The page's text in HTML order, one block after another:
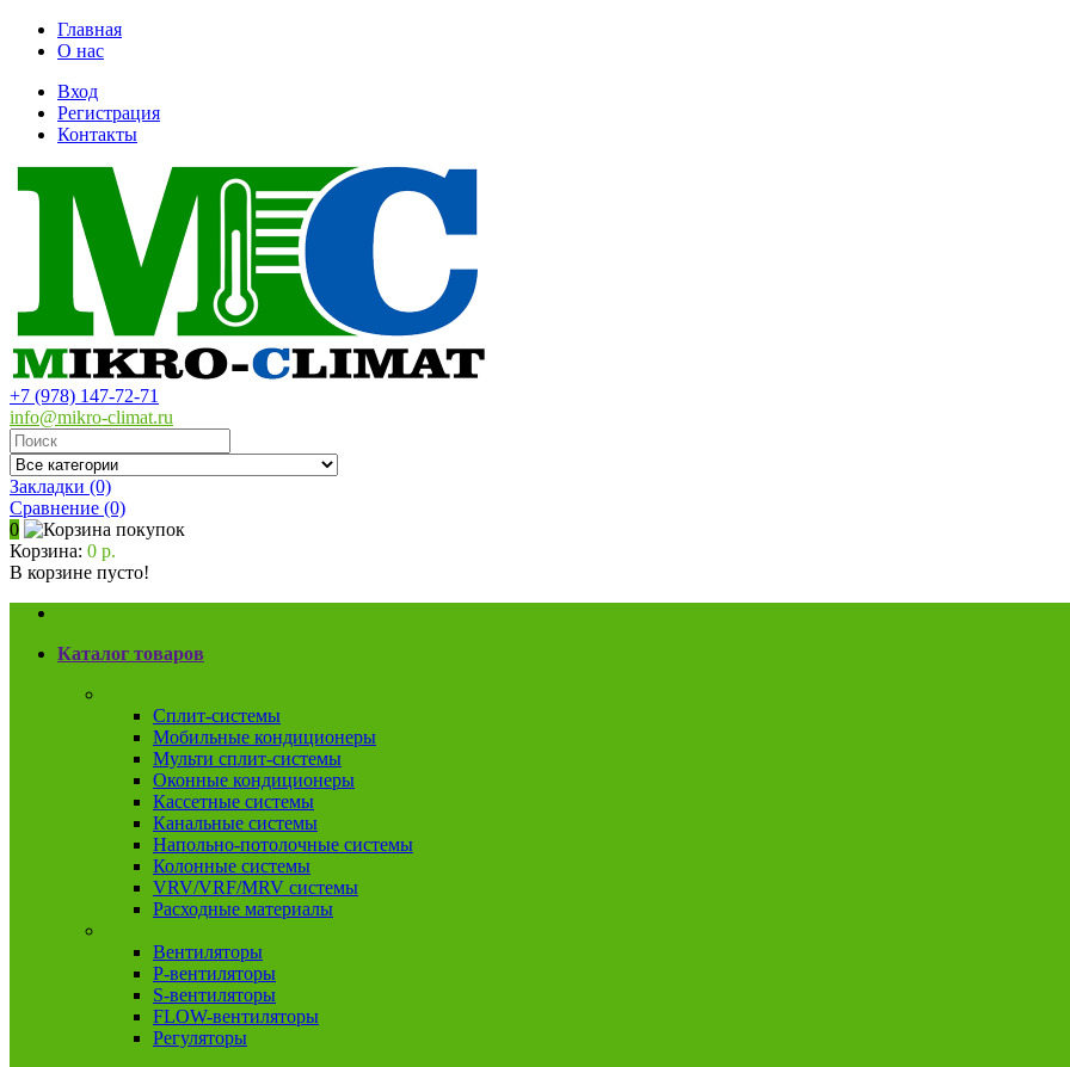
Главная
О нас
Вход
Регистрация
Контакты
+7 (978) 147-72-71
info@mikro-climat.ru
Закладки (0)
Сравнение (0)
0
Корзина: 0 р.
В корзине пусто!
Каталог товаров
Сплит-системы
Мобильные кондиционеры
Мульти сплит-системы
Оконные кондиционеры
Кассетные системы
Канальные системы
Напольно-потолочные системы
Колонные системы
VRV/VRF/MRV системы
Расходные материалы
Вентиляторы
P-вентиляторы
S-вентиляторы
FLOW-вентиляторы
Регуляторы